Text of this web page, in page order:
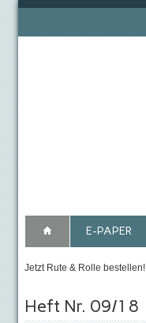
E-PAPER
Jetzt Rute & Rolle bestellen!
Heft Nr. 09/18